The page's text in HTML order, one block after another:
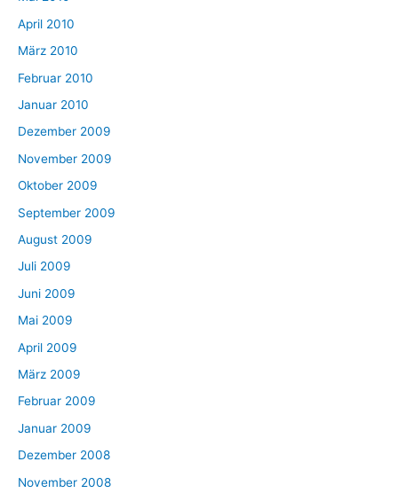
April 2010
März 2010
Februar 2010
Januar 2010
Dezember 2009
November 2009
Oktober 2009
September 2009
August 2009
Juli 2009
Juni 2009
Mai 2009
April 2009
März 2009
Februar 2009
Januar 2009
Dezember 2008
November 2008